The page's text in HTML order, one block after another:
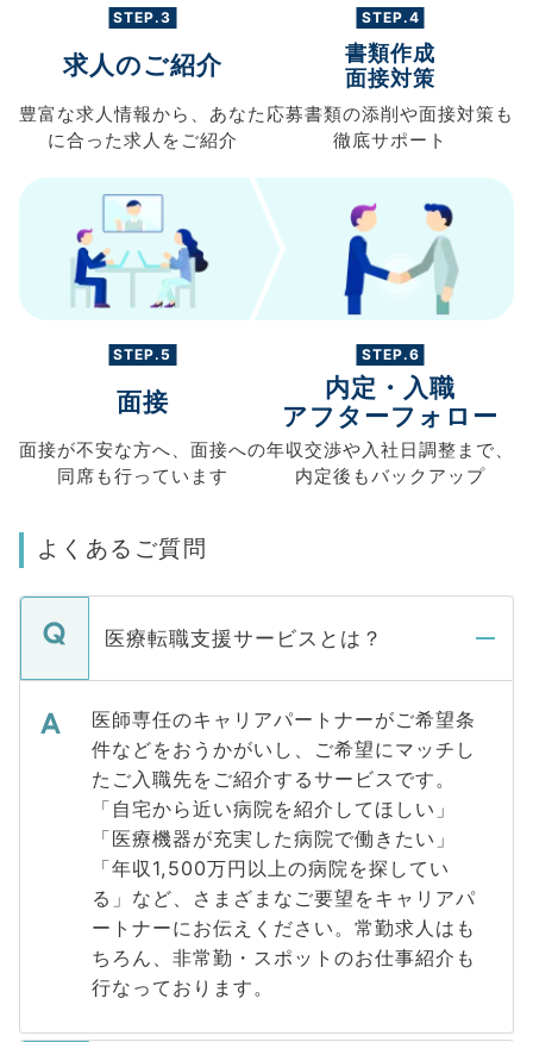
STEP.3
求人のご紹介
豊富な求人情報から、 あなた
に合った求人を ご紹介
STEP.4
書類作成
面接対策
応募書類の添削や面接対策も
徹底サポート
STEP.5
面接
面接が不安な方へ、 面接への
同席も行っています
STEP.6
内定・入職
アフターフォロー
年収交渉や入社日調整まで、
内定後もバックアップ
よくあるご質問
医療転職支援サービスとは？
医師専任のキャリアパートナーがご希望条
件などをおうかがいし、ご希望にマッチし
たご入職先をご紹介するサービスです。
「自宅から近い病院を紹介してほしい」
「医療機器が充実した病院で働きたい」
「年収1,500万円以上の病院を探してい
る」など、さまざまなご要望をキャリアパ
ートナーにお伝えください。常勤求人はも
ちろん、非常勤・スポットのお仕事紹介も
行なっております。